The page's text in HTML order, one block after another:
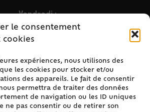
le consentement
cookies
expériences, nous utilisons des
les cookies pour stocker et/ou
des appareils. Le fait de consentir
permettra de traiter des données
de navigation ou les ID uniques
ne pas consentir ou de retirer son
Vendredi :
– 12h & 13h30 – 16h30
RAPIDE
Accueil
Contact
Plan du site